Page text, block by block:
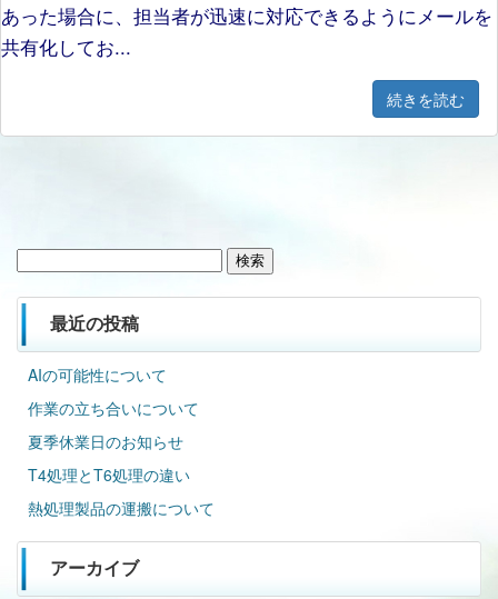
あった場合に、担当者が迅速に対応できるようにメールを
共有化してお...
続きを読む
最近の投稿
AIの可能性について
作業の立ち合いについて
夏季休業日のお知らせ
T4処理とT6処理の違い
熱処理製品の運搬について
アーカイブ